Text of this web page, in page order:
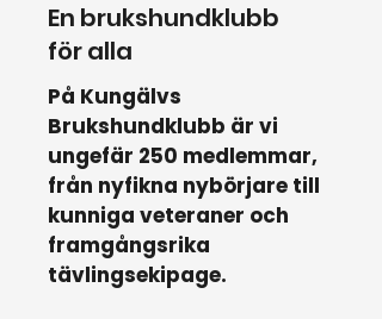
En brukshundklubb
för alla
På Kungälvs
Brukshundklubb är vi
ungefär 250 medlemmar,
från nyfikna nybörjare till
kunniga veteraner och
framgångsrika
tävlingsekipage.